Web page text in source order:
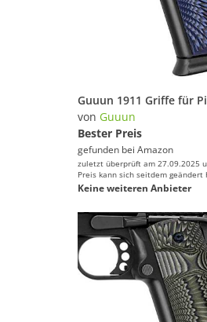
von Guuun
Bester Preis
gefunden bei Amazon
zuletzt überprüft am 27.09.2025
Preis kann sich seitdem geändert
Keine weiteren Anbieter